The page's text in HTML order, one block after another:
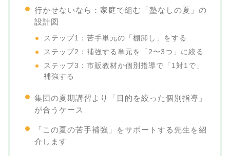
行かせないなら：家庭で組む「塾なしの夏」の
設計図
ステップ1：苦手単元の「棚卸し」をする
ステップ2：補強する単元を「2〜3つ」に絞る
ステップ3：市販教材か個別指導で「1対1で」
補強する
集団の夏期講習より「目的を絞った個別指導」
が合うケース
「この夏の苦手補強」をサポートする先生を紹
介します